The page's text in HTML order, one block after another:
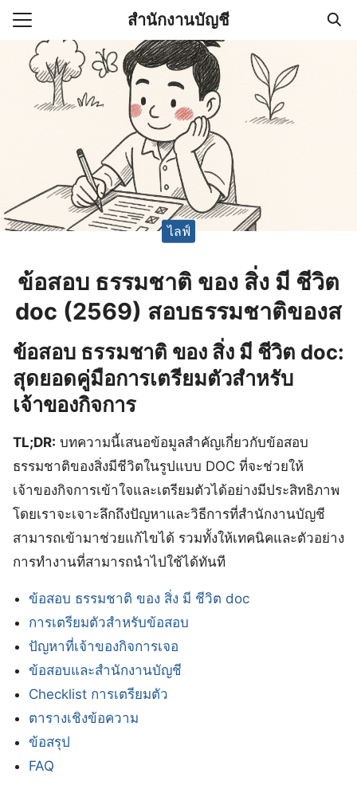
Skip
content
สำนักงานบัญชี
(ไม่มีชื่อ)
านบัญชี (Accounting
ช่วยสำคัญในการบริหาร
Search
for:
ไลฟ์
ข้อสอบ ธรรมชาติ ของ สิ่ง มี ชีวิต
doc (2569) สอบธรรมชาติของส
ข้อสอบ ธรรมชาติ ของ สิ่ง มี ชีวิต doc:
สุดยอดคู่มือการเตรียมตัวสำหรับ
เจ้าของกิจการ
TL;DR: บทความนี้เสนอข้อมูลสำคัญเกี่ยวกับข้อสอบ
ธรรมชาติของสิ่งมีชีวิตในรูปแบบ DOC ที่จะช่วยให้
เจ้าของกิจการเข้าใจและเตรียมตัวได้อย่างมีประสิทธิภาพ
โดยเราจะเจาะลึกถึงปัญหาและวิธีการที่สำนักงานบัญชี
สามารถเข้ามาช่วยแก้ไขได้ รวมทั้งให้เทคนิคและตัวอย่าง
การทำงานที่สามารถนำไปใช้ได้ทันที
ข้อสอบ ธรรมชาติ ของ สิ่ง มี ชีวิต doc
การเตรียมตัวสำหรับข้อสอบ
ปัญหาที่เจ้าของกิจการเจอ
ข้อสอบและสำนักงานบัญชี
Checklist การเตรียมตัว
ตารางเชิงข้อความ
ข้อสรุป
FAQ